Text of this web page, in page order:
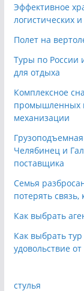
Эффективное
логистических
Полет на
Туры по России
для отдыха
Комплексное
промышленных
механизации
Грузоподъемная
Челябинец и
поставщика
Семья
потерять
Как выбрать
Как выбрать
удовольствие
стулья